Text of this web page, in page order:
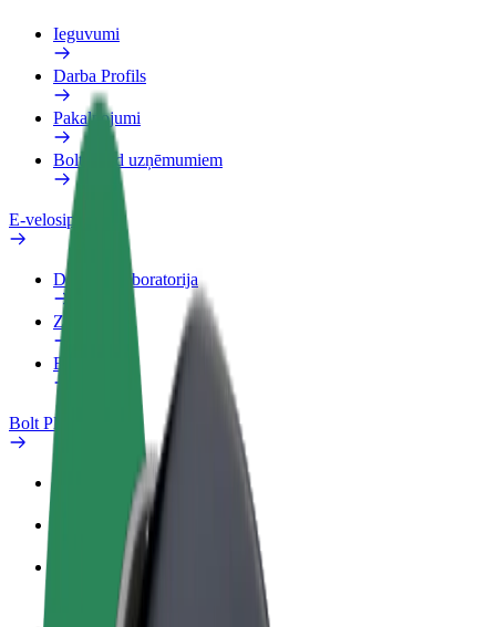
Ieguvumi
Darba Profils
Pakalpojumi
Bolt Food uzņēmumiem
E-velosipēdi
Drošības laboratorija
Ziņot
BUJ
Bolt Plus
Kā pievienoties